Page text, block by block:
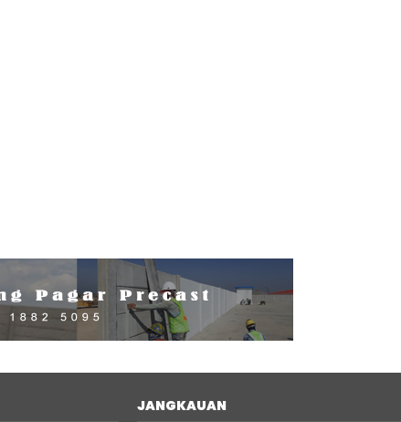
JANGKAUAN